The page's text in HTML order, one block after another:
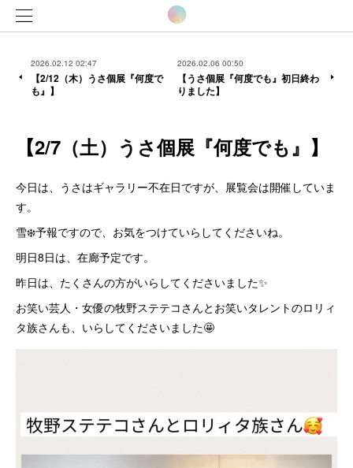
2026.02.12 02:47
【2/12（木）うさ個展『何度で
も』】
2026.02.06 00:50
【うさ個展『何度でも』初日終わ
りました】
【2/7（土）うさ個展『何度でも』】
今日は、うさはギャラリー不在日ですが、展覧会は開催していま
す。
雪❄️予報ですので、お気をつけていらしてくださいね。
明日8日は、在廊予定です。
昨日は、たくさんの方がいらしてくださいました✨
お笑い芸人・女優の牧野ステテコさんとお笑いタレントのロリィ
タ族さんも、いらしてくださいました🤩